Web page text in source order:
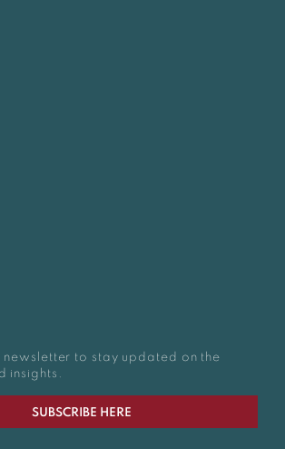
newsletter to stay updated on the
insights.
SUBSCRIBE HERE